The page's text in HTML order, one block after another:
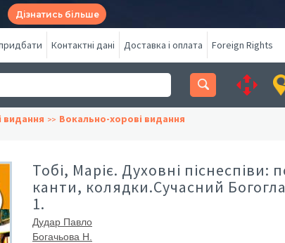
Дізнатись більше
Контактні дані Доставка і оплата Foreign Rights
видання Вокально-хорові видання
Тобі, Маріє. Духовні піснеспіви:
канти, колядки.Сучасний
1.
Дудар Павло
Богачьова Н.